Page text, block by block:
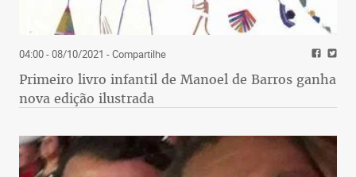
04:00 - 08/10/2021 - Compartilhe
Primeiro livro infantil de Manoel de Barros ganha
nova edição ilustrada